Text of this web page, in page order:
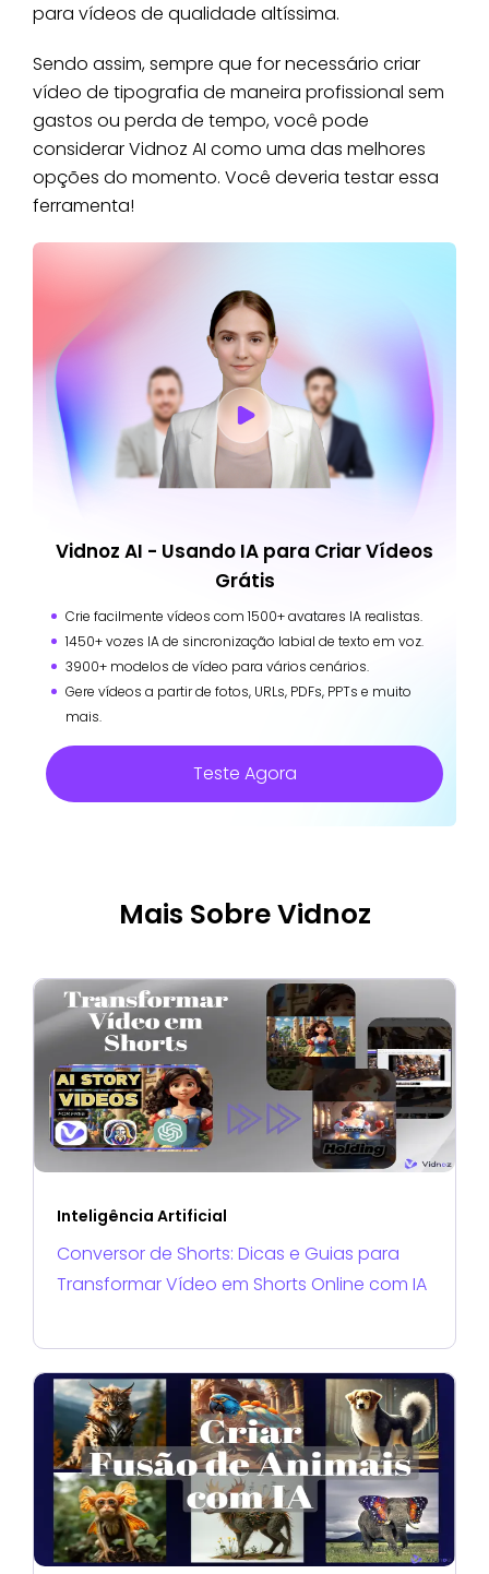
para vídeos de qualidade altíssima.
Sendo assim, sempre que for necessário criar
vídeo de tipografia de maneira profissional sem
gastos ou perda de tempo, você pode
considerar Vidnoz AI como uma das melhores
opções do momento. Você deveria testar essa
ferramenta!
Vidnoz AI - Usando IA para Criar Vídeos
Grátis
Crie facilmente vídeos com 1500+ avatares IA realistas.
1450+ vozes IA de sincronização labial de texto em voz.
3900+ modelos de vídeo para vários cenários.
Gere vídeos a partir de fotos, URLs, PDFs, PPTs e muito
mais.
Teste Agora
Mais Sobre Vidnoz
Inteligência Artificial
Conversor de Shorts: Dicas e Guias para
Transformar Vídeo em Shorts Online com IA